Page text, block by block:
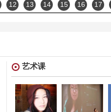
12 13 14 15 16 17
艺术课